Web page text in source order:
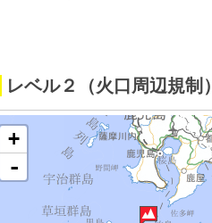
レベル２（火口周辺規制）
+
-